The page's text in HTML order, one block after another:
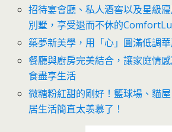
招待宴會廳、私人酒窖以及星級
別墅，享受退而不休的
築夢新美學，用「心」圓滿低調
餐廳與廚房完美結合，讓家庭情
食盡享生活
微糖粉紅甜的剛好！籃球場、貓
居生活簡直太羡慕了！